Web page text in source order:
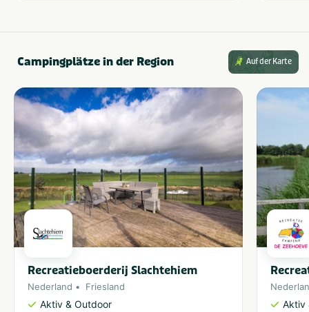
Campingplätze in der Region Auf der Karte
Recreatieboerderij Slachtehiem
Nederland Friesland
Aktiv & Outdoor
Aktiv